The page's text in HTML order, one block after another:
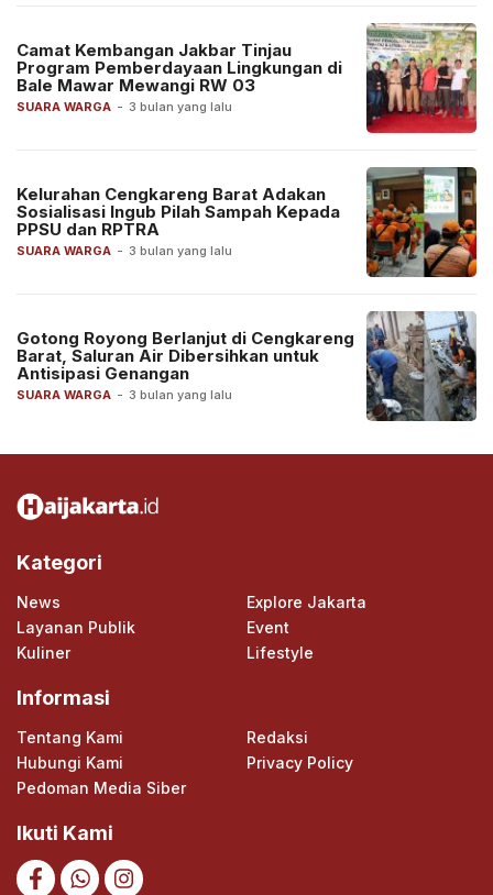
SUARA WARGA - 3 bulan yang lalu
Camat Kembangan Jakbar Tinjau
Program Pemberdayaan Lingkungan di
Bale Mawar Mewangi RW 03
SUARA WARGA - 3 bulan yang lalu
Kelurahan Cengkareng Barat Adakan
Sosialisasi Ingub Pilah Sampah Kepada
PPSU dan RPTRA
SUARA WARGA - 3 bulan yang lalu
Gotong Royong Berlanjut di Cengkareng
Barat, Saluran Air Dibersihkan untuk
Antisipasi Genangan
Kategori
News
Explore Jakarta
Layanan Publik
Event
Kuliner
Lifestyle
Informasi
Tentang Kami
Redaksi
Hubungi Kami
Privacy Policy
Pedoman Media Siber
Ikuti Kami